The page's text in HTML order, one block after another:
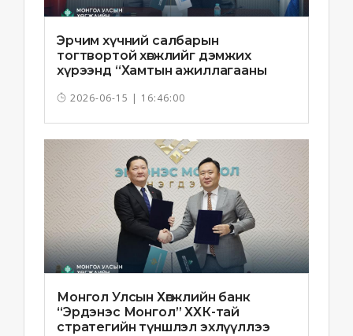
Эрчим хүчний салбарын
тогтвортой хөгжлийг дэмжих
хүрээнд “Хамтын ажиллагааны
2026-06-15 | 16:46:00
Монгол Улсын Хөгжлийн банк
“Эрдэнэс Монгол” ХХК-тай
стратегийн түншлэл эхлүүллээ